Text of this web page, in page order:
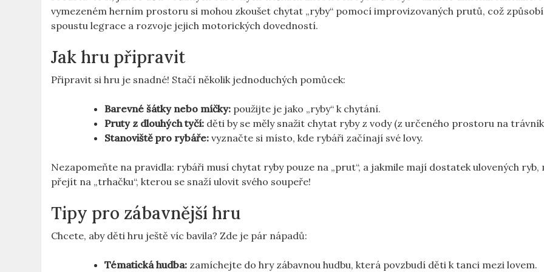
vymezeném herním prostoru si mohou zkoušet chytat „ryby“ pomocí improvizovaných prutů, což způsobí
spoustu legrace a rozvoje jejich motorických dovedností.
Jak hru připravit
Připravit si hru je snadné! Stačí několik jednoduchých pomůcek:
Barevné šátky nebo míčky: použijte je jako „ryby“ k chytání.
Pruty z dlouhých tyčí: děti by se měly snažit chytat ryby z vody (z určeného prostoru na
Stanoviště pro rybáře: vyznačte si místo, kde rybáři začínají své lovy.
Nezapomeňte na pravidla: rybáři musí chytat ryby pouze na „prut“, a jakmile mají dostatek ulovených ryb,
přejít na „trhačku“, kterou se snaží ulovit svého soupeře!
Tipy pro zábavnější hru
Chcete, aby děti hru ještě víc bavila? Zde je pár nápadů:
Tématická hudba: zamíchejte do hry zábavnou hudbu, která povzbudí děti k tanci mezi lovem.